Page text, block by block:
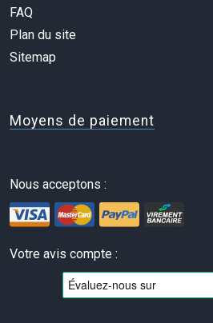
FAQ
Plan du site
Sitemap
Moyens de paiement
Nous acceptons :
Votre avis compte :